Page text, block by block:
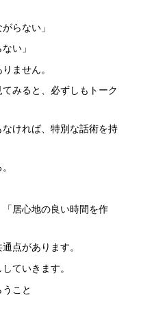
OK!
ンション完備
らない」
い」
ません。
みると、必ずしもトーク
ければ、特別な話術を持
居心地の良い時間を作
点があります。
ていきます。
こと